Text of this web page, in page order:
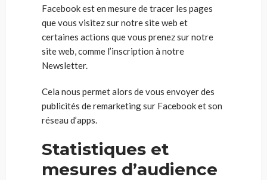
Facebook est en mesure de tracer les pages
que vous visitez sur notre site web et
certaines actions que vous prenez sur notre
site web, comme l’inscription à notre
Newsletter.
Cela nous permet alors de vous envoyer des
publicités de remarketing sur Facebook et son
réseau d’apps.
Statistiques et
mesures d’audience